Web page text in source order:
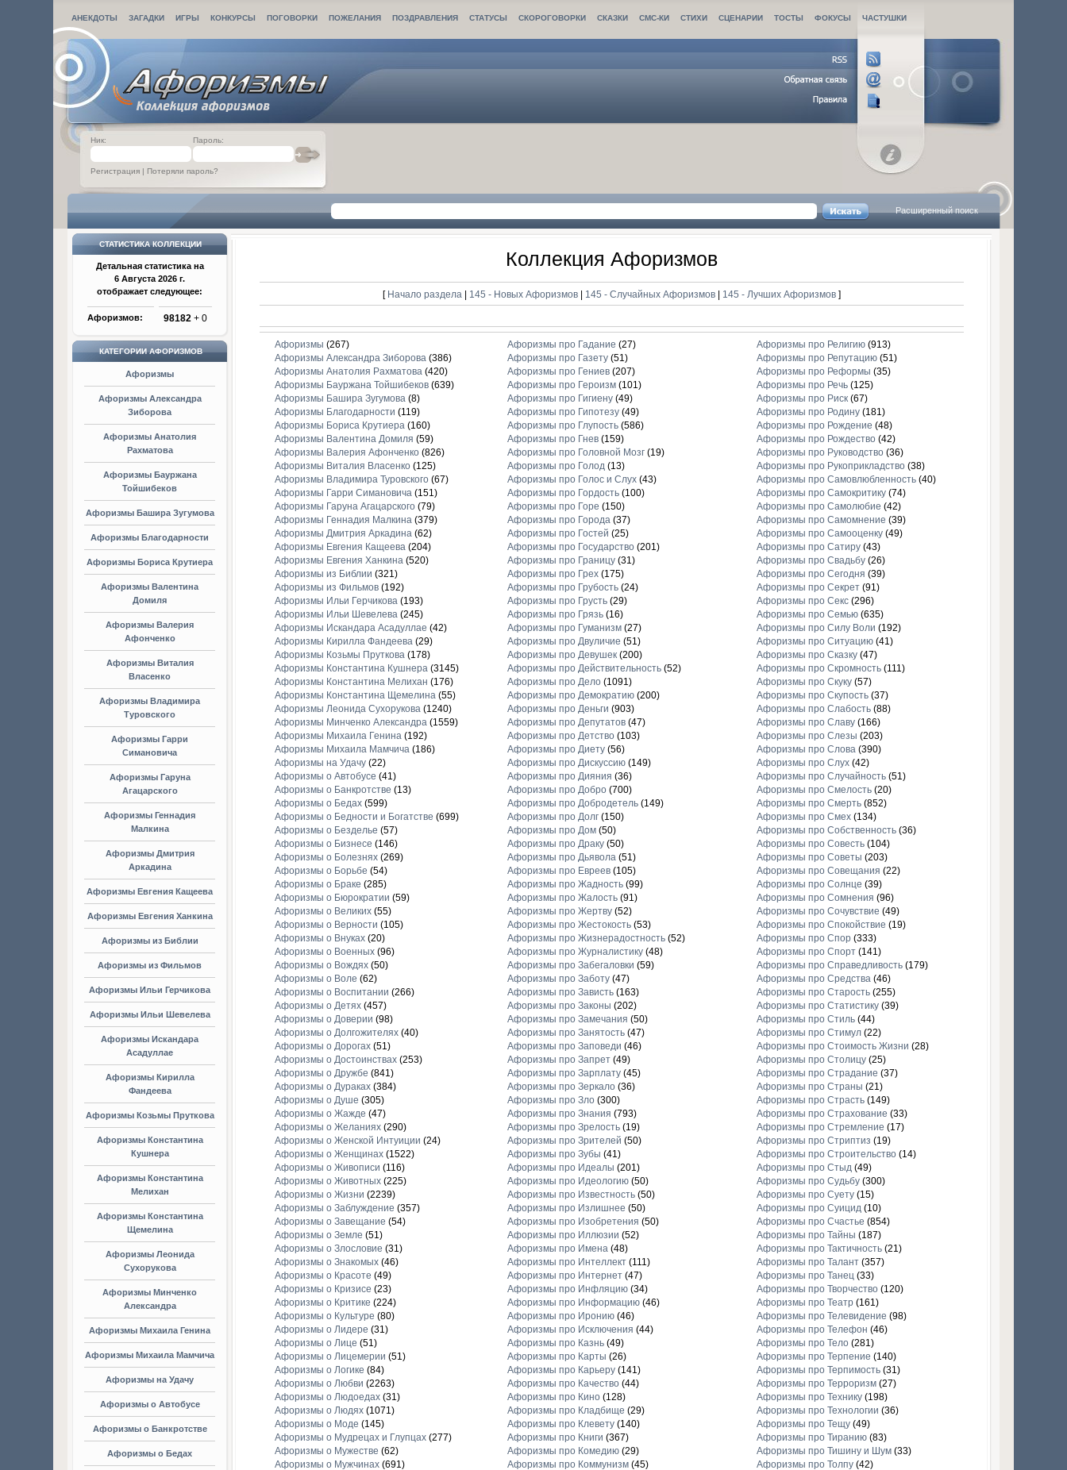
АНЕКДОТЫ ЗАГАДКИ ИГРЫ КОНКУРСЫ ПОГОВОРКИ ПОЖЕЛАНИЯ ПОЗДРАВЛЕНИЯ СТАТУСЫ СКОРОГОВОРКИ СКАЗКИ СМС-КИ СТИХИ СЦЕНАРИИ ТОСТЫ ФОКУСЫ ЧАСТУШКИ
Ник: Пароль:
Регистрация | Потеряли пароль?
Расширенный поиск
СТАТИСТИКА КОЛЛЕКЦИИ
Детальная статистика на
6 Августа 2026 г.
отображает следующее:
Афоризмов: 98182+ 0
КАТЕГОРИИ АФОРИЗМОВ
Афоризмы
Афоризмы Александра
Зиборова
Афоризмы Анатолия
Рахматова
Афоризмы Бауржана
Тойшибеков
Афоризмы Башира Зугумова
Афоризмы Благодарности
Афоризмы Бориса Крутиера
Афоризмы Валентина
Домиля
Афоризмы Валерия
Афонченко
Афоризмы Виталия
Власенко
Афоризмы Владимира
Туровского
Афоризмы Гарри
Симановича
Афоризмы Гаруна
Агацарского
Афоризмы Геннадия
Малкина
Афоризмы Дмитрия
Аркадина
Афоризмы Евгения Кащеева
Афоризмы Евгения Ханкина
Афоризмы из Библии
Афоризмы из Фильмов
Афоризмы Ильи Герчикова
Афоризмы Ильи Шевелева
Афоризмы Искандара
Асадуллае
Афоризмы Кирилла
Фандеева
Афоризмы Козьмы Пруткова
Афоризмы Константина
Кушнера
Афоризмы Константина
Мелихан
Афоризмы Константина
Щемелина
Афоризмы Леонида
Сухорукова
Афоризмы Минченко
Александра
Афоризмы Михаила Генина
Афоризмы Михаила Мамчича
Афоризмы на Удачу
Афоризмы о Автобусе
Афоризмы о Банкротстве
Афоризмы о Бедах
Коллекция Афоризмов
[ Начало раздела | 145 - Новых Афоризмов | 145 - Случайных Афоризмов | 145 - Лучших Афоризмов]
Афоризмы (267)
Афоризмы Александра Зиборова(386)
Афоризмы Анатолия Рахматова(420)
Афоризмы Бауржана Тойшибеков(639)
Афоризмы Башира Зугумова(8)
Афоризмы Благодарности (119)
Афоризмы Бориса Крутиера(160)
Афоризмы Валентина Домиля (59)
Афоризмы Валерия Афонченко(826)
Афоризмы Виталия Власенко(125)
Афоризмы Владимира Туровского(67)
Афоризмы Гарри Симановича(151)
Афоризмы Гаруна Агацарского(79)
Афоризмы Геннадия Малкина(379)
Афоризмы Дмитрия Аркадина(62)
Афоризмы Евгения Кащеева(204)
Афоризмы Евгения Ханкина(520)
Афоризмы из Библии (321)
Афоризмы из Фильмов(192)
Афоризмы Ильи Герчикова(193)
Афоризмы Ильи Шевелева(245)
Афоризмы Искандара Асадуллае (42)
Афоризмы Кирилла Фандеева(29)
Афоризмы Козьмы Пруткова(178)
Афоризмы Константина Кушнера(3145)
Афоризмы Константина Мелихан (176)
Афоризмы Константина Щемелина(55)
Афоризмы Леонида Сухорукова(1240)
Афоризмы Минченко Александра(1559)
Афоризмы Михаила Генина(192)
Афоризмы Михаила Мамчича(186)
Афоризмы на Удачу(22)
Афоризмы о Автобусе (41)
Афоризмы о Банкротстве (13)
Афоризмы о Бедах(599)
Афоризмы о Бедности и Богатстве (699)
Афоризмы о Безделье (57)
Афоризмы о Бизнесе (146)
Афоризмы о Болезнях(269)
Афоризмы о Борьбе (54)
Афоризмы о Браке (285)
Афоризмы о Бюрократии (59)
Афоризмы о Великих(55)
Афоризмы о Верности (105)
Афоризмы о Внуках(20)
Афоризмы о Военных(96)
Афоризмы о Вождях(50)
Афоризмы о Воле (62)
Афоризмы о Воспитании (266)
Афоризмы о Детях(457)
Афоризмы о Доверии (98)
Афоризмы о Долгожителях(40)
Афоризмы о Дорогах(51)
Афоризмы о Достоинствах(253)
Афоризмы о Дружбе (841)
Афоризмы о Дураках(384)
Афоризмы о Душе (305)
Афоризмы о Жажде (47)
Афоризмы о Желаниях(290)
Афоризмы о Женской Интуиции (24)
Афоризмы о Женщинах(1522)
Афоризмы о Живописи (116)
Афоризмы о Животных(225)
Афоризмы о Жизни (2239)
Афоризмы о Заблуждение (357)
Афоризмы о Завещание (54)
Афоризмы о Земле (51)
Афоризмы о Злословие (31)
Афоризмы о Знакомых(46)
Афоризмы о Красоте (49)
Афоризмы о Кризисе (23)
Афоризмы о Критике (224)
Афоризмы о Культуре (80)
Афоризмы о Лидере (31)
Афоризмы о Лице (51)
Афоризмы о Лицемерии (51)
Афоризмы о Логике (84)
Афоризмы о Любви (2263)
Афоризмы о Людоедах(31)
Афоризмы о Людях(1071)
Афоризмы о Моде (145)
Афоризмы о Мудрецах и Глупцах(277)
Афоризмы о Мужестве (62)
Афоризмы о Мужчинах(691)
Афоризмы про Гадание (27)
Афоризмы про Газету(51)
Афоризмы про Гениев(207)
Афоризмы про Героизм(101)
Афоризмы про Гигиену(49)
Афоризмы про Гипотезу(49)
Афоризмы про Глупость(586)
Афоризмы про Гнев(159)
Афоризмы про Головной Мозг(19)
Афоризмы про Голод(13)
Афоризмы про Голос и Слух(43)
Афоризмы про Гордость(100)
Афоризмы про Горе (150)
Афоризмы про Города(37)
Афоризмы про Гостей (25)
Афоризмы про Государство(201)
Афоризмы про Границу(31)
Афоризмы про Грех(175)
Афоризмы про Грубость(24)
Афоризмы про Грусть(29)
Афоризмы про Грязь(16)
Афоризмы про Гуманизм(27)
Афоризмы про Двуличие (51)
Афоризмы про Девушек(200)
Афоризмы про Действительность(52)
Афоризмы про Дело(1091)
Афоризмы про Демократию(200)
Афоризмы про Деньги (903)
Афоризмы про Депутатов(47)
Афоризмы про Детство(103)
Афоризмы про Диету(56)
Афоризмы про Дискуссию(149)
Афоризмы про Дияния (36)
Афоризмы про Добро(700)
Афоризмы про Добродетель(149)
Афоризмы про Долг(150)
Афоризмы про Дом(50)
Афоризмы про Драку(50)
Афоризмы про Дьявола(51)
Афоризмы про Евреев(105)
Афоризмы про Жадность(99)
Афоризмы про Жалость(91)
Афоризмы про Жертву(52)
Афоризмы про Жестокость(53)
Афоризмы про Жизнерадостность(52)
Афоризмы про Журналистику(48)
Афоризмы про Забегаловки (59)
Афоризмы про Заботу(47)
Афоризмы про Зависть(163)
Афоризмы про Законы (202)
Афоризмы про Замечания (50)
Афоризмы про Занятость(47)
Афоризмы про Заповеди (46)
Афоризмы про Запрет(49)
Афоризмы про Зарплату(45)
Афоризмы про Зеркало(36)
Афоризмы про Зло(300)
Афоризмы про Знания (793)
Афоризмы про Зрелость(19)
Афоризмы про Зрителей (50)
Афоризмы про Зубы (41)
Афоризмы про Идеалы (201)
Афоризмы про Идеологию(50)
Афоризмы про Известность(50)
Афоризмы про Излишнее (50)
Афоризмы про Изобретения (50)
Афоризмы про Иллюзии (52)
Афоризмы про Имена(48)
Афоризмы про Интеллект(111)
Афоризмы про Интернет(47)
Афоризмы про Инфляцию(34)
Афоризмы про Информацию(46)
Афоризмы про Иронию(46)
Афоризмы про Исключения (44)
Афоризмы про Казнь(49)
Афоризмы про Карты (26)
Афоризмы про Карьеру(141)
Афоризмы про Качество(44)
Афоризмы про Кино(128)
Афоризмы про Кладбище (29)
Афоризмы про Клевету(140)
Афоризмы про Книги (367)
Афоризмы про Комедию(29)
Афоризмы про Коммунизм(45)
Афоризмы про Религию(913)
Афоризмы про Репутацию(51)
Афоризмы про Реформы (35)
Афоризмы про Речь(125)
Афоризмы про Риск(67)
Афоризмы про Родину(181)
Афоризмы про Рождение (48)
Афоризмы про Рождество(42)
Афоризмы про Руководство(36)
Афоризмы про Рукоприкладство(38)
Афоризмы про Самовлюбленность(40)
Афоризмы про Самокритику(74)
Афоризмы про Самолюбие (42)
Афоризмы про Самомнение (39)
Афоризмы про Самооценку(49)
Афоризмы про Сатиру(43)
Афоризмы про Свадьбу(26)
Афоризмы про Сегодня (39)
Афоризмы про Секрет(91)
Афоризмы про Секс(296)
Афоризмы про Семью(635)
Афоризмы про Силу Воли (192)
Афоризмы про Ситуацию(41)
Афоризмы про Сказку(47)
Афоризмы про Скромность(111)
Афоризмы про Скуку(57)
Афоризмы про Скупость(37)
Афоризмы про Слабость(88)
Афоризмы про Славу(166)
Афоризмы про Слезы (203)
Афоризмы про Слова(390)
Афоризмы про Слух(42)
Афоризмы про Случайность(51)
Афоризмы про Смелость(20)
Афоризмы про Смерть(852)
Афоризмы про Смех(134)
Афоризмы про Собственность(36)
Афоризмы про Совесть(104)
Афоризмы про Советы (203)
Афоризмы про Совещания (22)
Афоризмы про Солнце (39)
Афоризмы про Сомнения (96)
Афоризмы про Сочувствие (49)
Афоризмы про Спокойствие (19)
Афоризмы про Спор(333)
Афоризмы про Спорт(141)
Афоризмы про Справедливость(179)
Афоризмы про Средства(46)
Афоризмы про Старость(255)
Афоризмы про Статистику(39)
Афоризмы про Стиль(44)
Афоризмы про Стимул(22)
Афоризмы про Стоимость Жизни (28)
Афоризмы про Столицу(25)
Афоризмы про Страдание (37)
Афоризмы про Страны (21)
Афоризмы про Страсть(149)
Афоризмы про Страхование (33)
Афоризмы про Стремление (17)
Афоризмы про Стриптиз (19)
Афоризмы про Строительство(14)
Афоризмы про Стыд(49)
Афоризмы про Судьбу(300)
Афоризмы про Суету(15)
Афоризмы про Суицид(10)
Афоризмы про Счастье (854)
Афоризмы про Тайны (187)
Афоризмы про Тактичность(21)
Афоризмы про Талант(357)
Афоризмы про Танец(33)
Афоризмы про Творчество(120)
Афоризмы про Театр(161)
Афоризмы про Телевидение (98)
Афоризмы про Телефон (46)
Афоризмы про Тело(281)
Афоризмы про Терпение (140)
Афоризмы про Терпимость(31)
Афоризмы про Терроризм(27)
Афоризмы про Технику(198)
Афоризмы про Технологии (36)
Афоризмы про Тещу(49)
Афоризмы про Тиранию(83)
Афоризмы про Тишину и Шум(33)
Афоризмы про Толпу(42)